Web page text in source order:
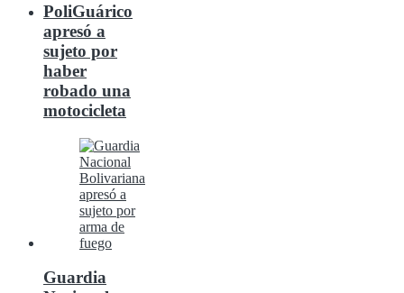
PoliGuárico
apresó a
sujeto por
haber
robado una
motocicleta
Guardia